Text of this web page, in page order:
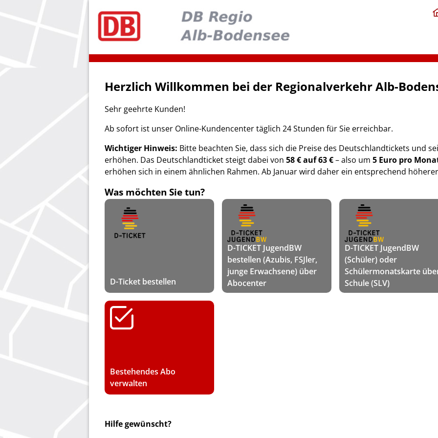
Herzlich Willkommen bei der Regionalverkehr Alb-
Sehr geehrte Kunden!
Ab sofort ist unser Online-Kundencenter täglich 24 Stunden für Sie erreichbar.
Wichtiger Hinweis: Bitte beachten Sie, dass sich die Preise des Deutschlandtickets und
erhöhen. Das Deutschlandticket steigt dabei von 58 € auf 63 €– also um 5 Euro pro
erhöhen sich in einem ähnlichen Rahmen. Ab Januar wird daher ein entsprechend
Was möchten Sie tun?
D-Ticket bestellen
D-TICKET JugendBW
bestellen (Azubis, FSJler,
junge Erwachsene) über
Abocenter
D-TICKET JugendBW
(Schüler) oder
Schülermonatskarte
Schule (SLV)
Bestehendes Abo
verwalten
Hilfe gewünscht?